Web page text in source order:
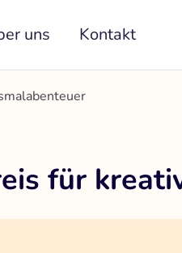
uns Kontakt
für